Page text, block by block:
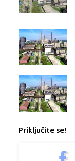
Priključite se!